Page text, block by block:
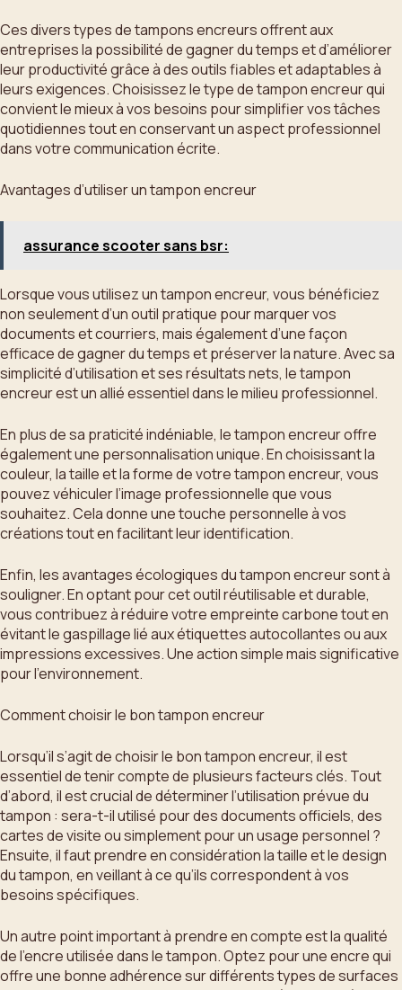
Ces divers types de tampons encreurs offrent aux
entreprises la possibilité de gagner du temps et d’améliorer
leur productivité grâce à des outils fiables et adaptables à
leurs exigences. Choisissez le type de tampon encreur qui
convient le mieux à vos besoins pour simplifier vos tâches
quotidiennes tout en conservant un aspect professionnel
dans votre communication écrite.
Avantages d’utiliser un tampon encreur
assurance scooter sans bsr:
Lorsque vous utilisez un tampon encreur, vous bénéficiez
non seulement d’un outil pratique pour marquer vos
documents et courriers, mais également d’une façon
efficace de gagner du temps et préserver la nature. Avec sa
simplicité d’utilisation et ses résultats nets, le tampon
encreur est un allié essentiel dans le milieu professionnel.
En plus de sa praticité indéniable, le tampon encreur offre
également une personnalisation unique. En choisissant la
couleur, la taille et la forme de votre tampon encreur, vous
pouvez véhiculer l’image professionnelle que vous
souhaitez. Cela donne une touche personnelle à vos
créations tout en facilitant leur identification.
Enfin, les avantages écologiques du tampon encreur sont à
souligner. En optant pour cet outil réutilisable et durable,
vous contribuez à réduire votre empreinte carbone tout en
évitant le gaspillage lié aux étiquettes autocollantes ou aux
impressions excessives. Une action simple mais significative
pour l’environnement.
Comment choisir le bon tampon encreur
Lorsqu’il s’agit de choisir le bon tampon encreur, il est
essentiel de tenir compte de plusieurs facteurs clés. Tout
d’abord, il est crucial de déterminer l’utilisation prévue du
tampon : sera-t-il utilisé pour des documents officiels, des
cartes de visite ou simplement pour un usage personnel ?
Ensuite, il faut prendre en considération la taille et le design
du tampon, en veillant à ce qu’ils correspondent à vos
besoins spécifiques.
Un autre point important à prendre en compte est la qualité
de l’encre utilisée dans le tampon. Optez pour une encre qui
offre une bonne adhérence sur différents types de surfaces